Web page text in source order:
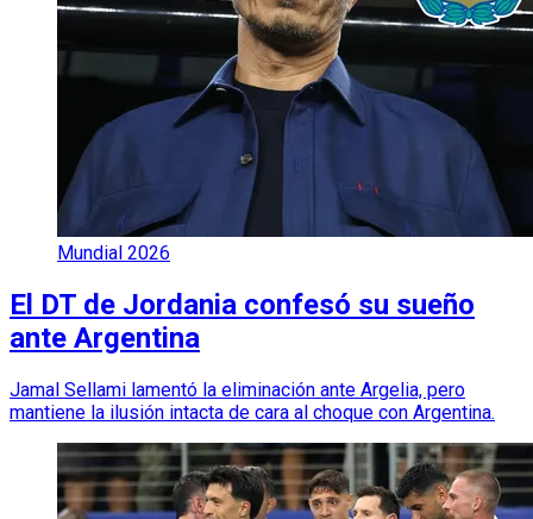
Mundial 2026
El DT de Jordania confesó su sueño
ante Argentina
Jamal Sellami lamentó la eliminación ante Argelia, pero
mantiene la ilusión intacta de cara al choque con Argentina.